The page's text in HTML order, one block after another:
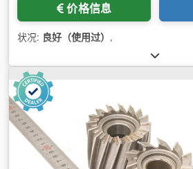
价格信息
状况: 良好（使用过） ,